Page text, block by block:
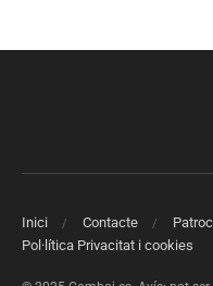
Inici Contacte
Pol·lítica Privacitat i cookies